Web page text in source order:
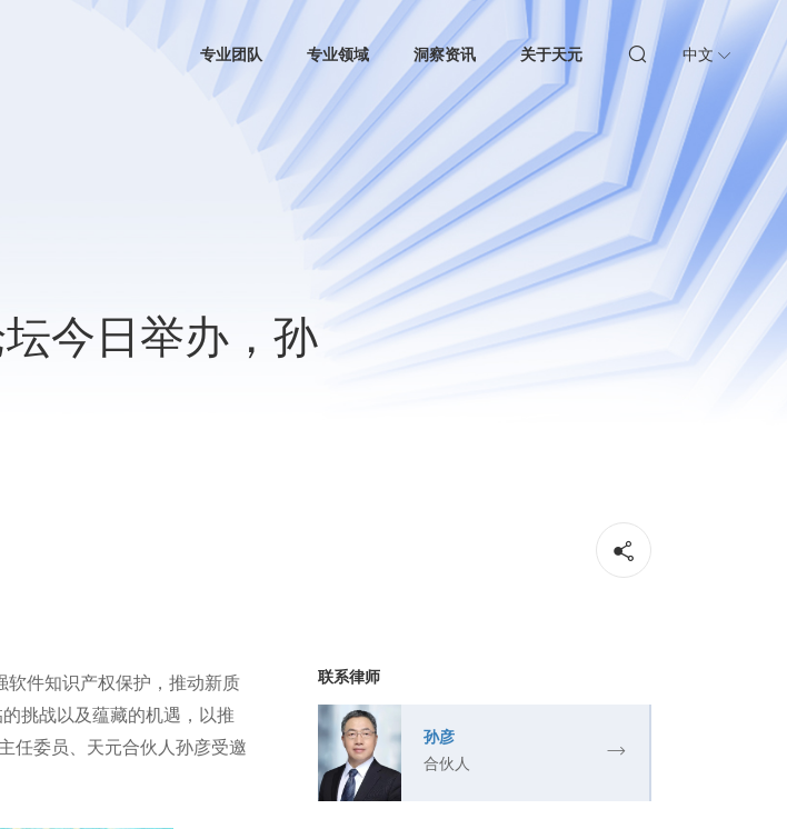
专业团队 专业领域 洞察资讯 关于天元 中文
今日举办，孙
软件知识产权保护，推动新质
挑战以及蕴藏的机遇，以推
任委员、天元合伙人孙彦受邀
联系律师
孙彦
合伙人